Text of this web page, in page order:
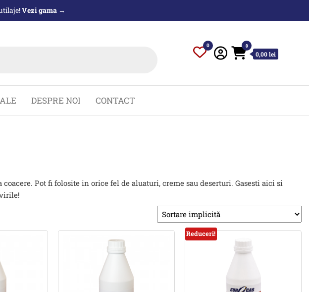
Vezi gama →
0 0
0,00 lei
DESPRE NOI CONTACT
Pot fi folosite in orice fel de aluaturi, creme sau deserturi. Gasesti aici si
Reduceri!